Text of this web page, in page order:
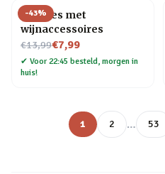
-43%
Wijnfles met
wijnaccessoires
€13,99
Nu voor€7,99
✔ Voor 22:45 besteld, morgen in
huis!
1 2 … 53